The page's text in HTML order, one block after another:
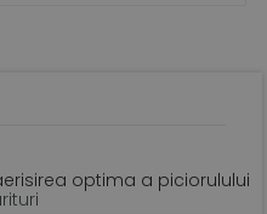
optima a piciorulului